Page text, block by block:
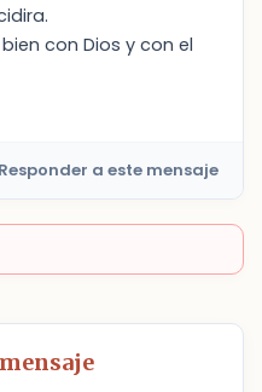
con Dios y con el
Responder a este mensaje